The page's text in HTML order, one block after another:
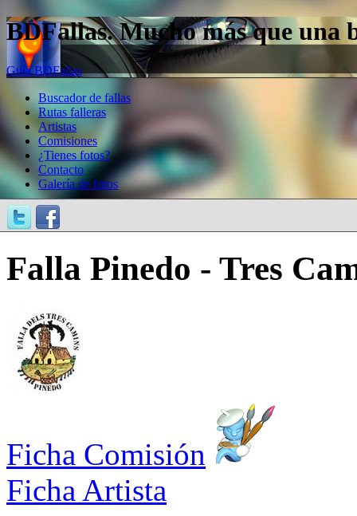
BDFallas. Mucho más que una
Guía BDFallas
Buscador de fallas
Rutas falleras
Artistas
Comisiones
¿Tienes fotos?
Contacto
Galería de fotos
Falla Pinedo - Tres
Ficha Comisión
Ficha Artista